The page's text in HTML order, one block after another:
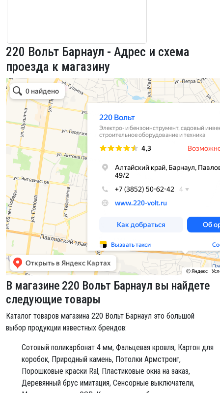
220 Вольт Барнаул - Адрес и схема
проезда к магазину
220 Вольт Барнаул в Барнауле
Барнаул
В магазине 220 Вольт Барнаул вы найдете
следующие товары
Каталог товаров магазина 220 Вольт Барнаул это большой
выбор продукции известных брендов:
Сотовый поликарбонат 4 мм, Фальцевая кровля, Картон для
коробок, Природный камень, Потолки Армстронг,
Порошковые краски Ral, Пластиковые окна на заказ,
Деревянный брус имитация, Сенсорные выключатели,